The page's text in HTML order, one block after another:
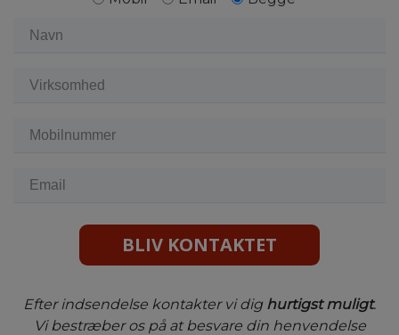
BLIV KONTAKTET
Efter indsendelse kontakter vi dig hurtigst muligt.
Vi bestræber os på at besvare din henvendelse